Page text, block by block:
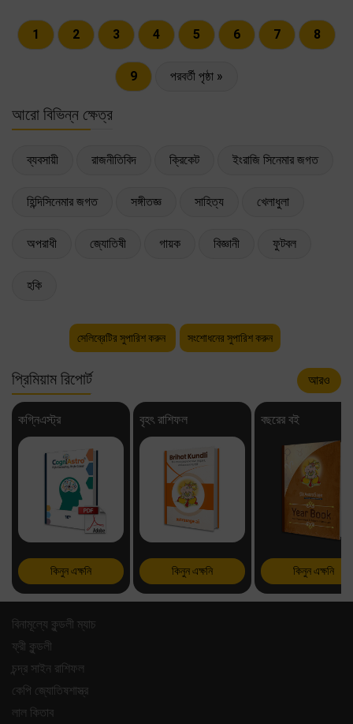
1 2 3 4 5 6 7 8
9 পরবর্তী পৃষ্ঠা »
আরো বিভিন্ন ক্ষেত্র
ব্যবসায়ী রাজনীতিবিদ ক্রিকেট ইংরাজি সিনেমার জগত
হিন্দিসিনেমার জগত সঙ্গীতজ্ঞ সাহিত্য খেলাধুলা
অপরাধী জ্যোতিষী গায়ক বিজ্ঞানী ফুটবল
হকি
সেলিব্রেটির সুপারিশ করুন সংশোধনের সুপারিশ করুন
প্রিমিয়াম রিপোর্ট আরও
কগ্নিএস্ট্র
কিনুন এক্ষনি
বৃহৎ রাশিফল
কিনুন এক্ষনি
বছরের বই
কিনুন এক্ষনি
বিনামূল্যে কুন্ডলী ম্যাচ
ফ্রী কুন্ডলী
চন্দ্র সাইন রাশিফল
কেপি জ্যোতিষশাস্ত্র
লাল কিতাব